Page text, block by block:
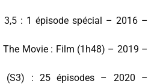
3,5 : 1 épisode spécial – 2016 –
The Movie : Film (1h48) – 2019 –
(S3) : 25 épisodes – 2020 –